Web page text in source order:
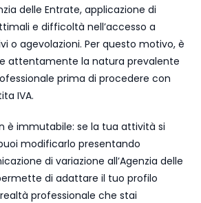
delle Entrate, applicazione di
e difficoltà nell’accesso a
o agevolazioni. Per questo motivo, è
attentamente la natura prevalente
prima di procedere con
IVA.
è immutabile: se la tua attività si
modificarlo presentando
di variazione all’Agenzia delle
di adattare il tuo profilo
professionale che stai